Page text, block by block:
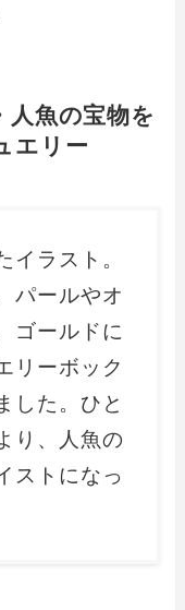
人魚の宝物を
エリー
イラスト。
パールやオ
ゴールドに
リーボック
した。ひと
り、人魚の
ストになっ